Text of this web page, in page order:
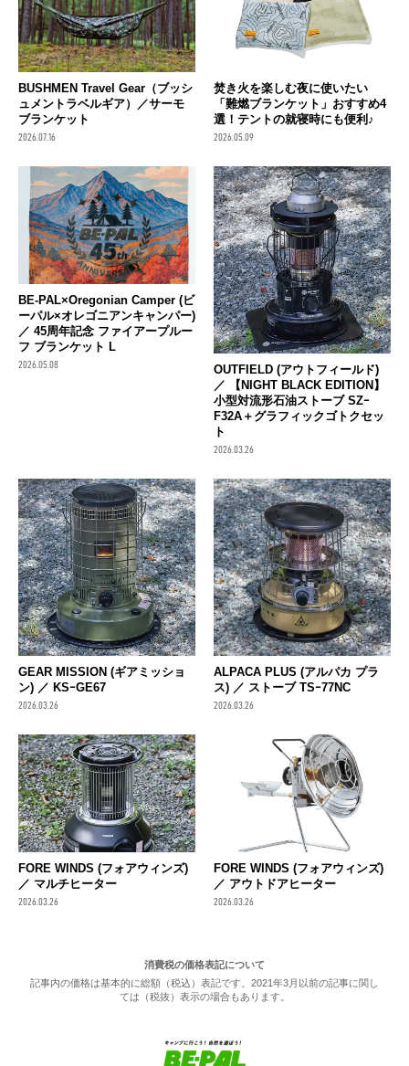
BUSHMEN Travel Gear（ブッシ
ュメントラベルギア）／サーモ
ブランケット
2026.07.16
焚き火を楽しむ夜に使いたい
「難燃ブランケット」おすすめ4
選！テントの就寝時にも便利♪
2026.05.09
BE-PAL×Oregonian Camper (ビ
ーパル×オレゴニアンキャンパー)
／ 45周年記念 ファイアープルー
フ ブランケット L
2026.05.08
OUTFIELD (アウトフィールド)
／ 【NIGHT BLACK EDITION】
小型対流形石油ストーブ SZｰ
F32A＋グラフィックゴトクセッ
ト
2026.03.26
GEAR MISSION (ギアミッショ
ン) ／ KSｰGE67
2026.03.26
ALPACA PLUS (アルパカ プラ
ス) ／ ストーブ TSｰ77NC
2026.03.26
FORE WINDS (フォアウィンズ)
／ マルチヒーター
2026.03.26
FORE WINDS (フォアウィンズ)
／ アウトドアヒーター
2026.03.26
消費税の価格表記について
記事内の価格は基本的に総額（税込）表記です。2021年3月以前の記事に関し
ては（税抜）表示の場合もあります。